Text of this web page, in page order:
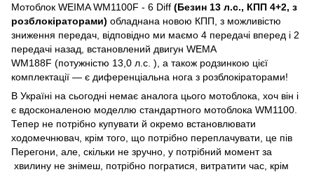
Мотоблок WEIMA WM1100F - 6 Diff (Безин 13 л.с., КПП 4+2, з
розблокіраторами) обладнана новою КПП, з можливістю
зниження передач, відповідно ми маємо 4 передачі вперед і 2
передачі назад, встановлений двигун WEMA
WM188F (потужністю 13,0 л.с. ), а також родзинкою цієї
комплектації — є диференціальна нога з розблокіраторами!
В Україні на сьогодні немає аналога цього мотоблока, хоч він і
є вдосконаленою моделлю стандартного мотоблока WM1100.
Тепер не потрібно купувати й окремо встановлювати
ходомечнювач, крім того, що потрібно переплачувати, це пів
Перегони, але, скільки не зручно, у потрібний момент за
хвилину не знімеш, потрібно погратися, витратити час, крім